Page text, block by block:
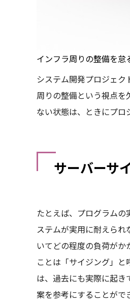
インフラ周りの整備を怠
システム開発プロジェ
周りの整備という視点
ない状態は、ときにプロ
サーバーサ
たとえば、プログラム
ステムが実用に耐えら
いてどの程度の負荷が
ことは「サイジング」
は、過去にも実際に起
案を参考にすることがで